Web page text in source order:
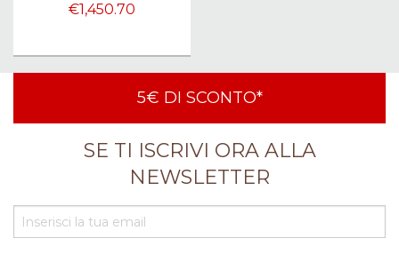
€1,450.70
5€ DI SCONTO*
SE TI ISCRIVI ORA ALLA
NEWSLETTER